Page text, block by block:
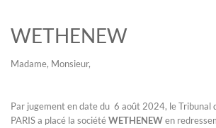
WETHENEW
Madame, Monsieur,
Par jugement en date du 6 août 2024, le Tribunal
PARIS a placé la sociétéWETHENEWen